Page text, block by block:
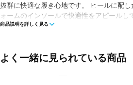
抜群に快適な履き心地です。 ヒールに配
ォームのインソールで快適性をアピールし
商品説明を詳しく見る
よく一緒に見られている商品